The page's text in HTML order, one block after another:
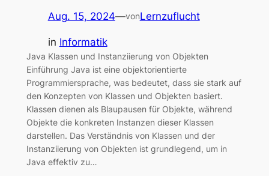
Aug. 15, 2024—vonLernzuflucht
in Informatik
Java Klassen und Instanziierung von Objekten
Einführung Java ist eine objektorientierte
Programmiersprache, was bedeutet, dass sie stark auf
den Konzepten von Klassen und Objekten basiert.
Klassen dienen als Blaupausen für Objekte, während
Objekte die konkreten Instanzen dieser Klassen
darstellen. Das Verständnis von Klassen und der
Instanziierung von Objekten ist grundlegend, um in
Java effektiv zu…